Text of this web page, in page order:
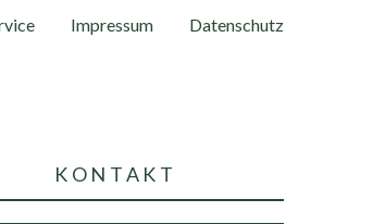
Impressum Datenschutz
KONTAKT